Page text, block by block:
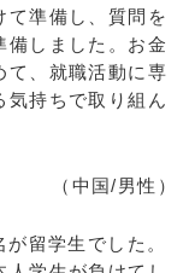
て準備し、質問を
備しました。お金
て、就職活動に専
気持ちで取り組ん
（中国/男性）
留学生でした。